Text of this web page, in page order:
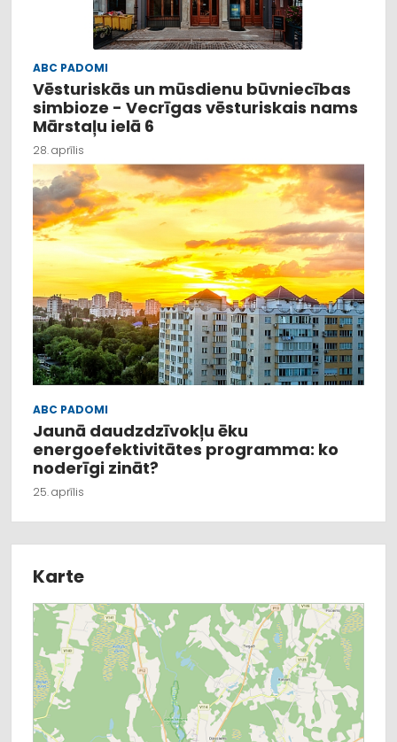
ABC PADOMI
Vēsturiskās un mūsdienu būvniecības
simbioze - Vecrīgas vēsturiskais nams
Mārstaļu ielā 6
28. aprīlis
ABC PADOMI
Jaunā daudzdzīvokļu ēku
energoefektivitātes programma: ko
noderīgi zināt?
25. aprīlis
Karte